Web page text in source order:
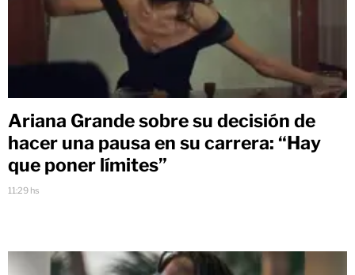
Ariana Grande sobre su decisión de
hacer una pausa en su carrera: “Hay
que poner límites”
11:29 hs